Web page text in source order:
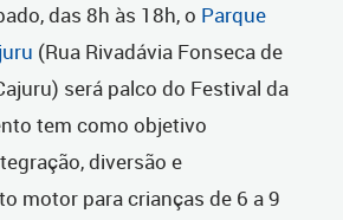
das 8h às 18h, o Parque
(Rua Rivadávia Fonseca de
será palco do Festival da
tem como objetivo
diversão e
motor para crianças de 6 a 9